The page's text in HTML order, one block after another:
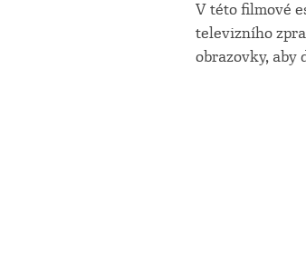
V této filmové
televizního
obrazovky, aby